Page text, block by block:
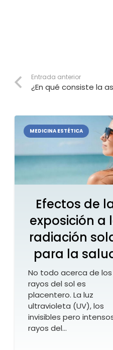
Entrada anterior
¿En qué consiste la
MEDICINA ESTÉTICA
Efectos de
exposición a
radiación
para la
No todo acerca de los
rayos del sol es
placentero. La luz
ultravioleta (UV), los
invisibles pero
rayos del…